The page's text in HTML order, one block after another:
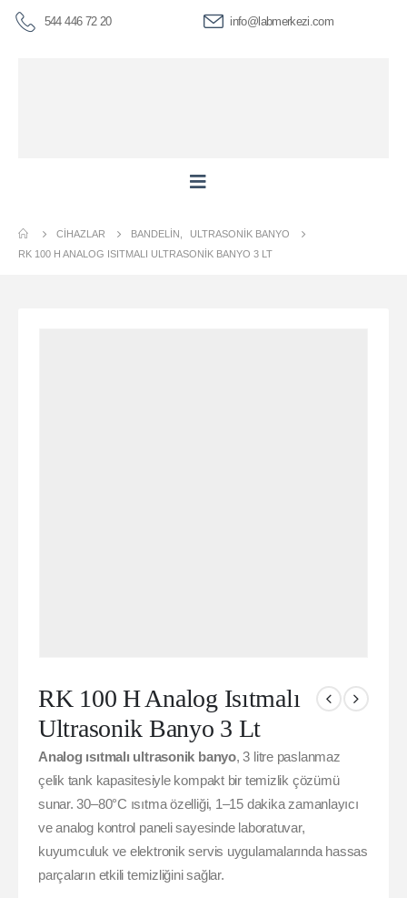
544 446 72 20 info@labmerkezi.com
CIHAZLAR BANDELIN
ULTRASONIK BANYO
RK 100 H ANALOG ISITMALI ULTRASONIK BANYO 3 LT
RK 100 H Analog Isıtmalı
Ultrasonik Banyo 3 Lt
Analog ısıtmalı ultrasonik banyo, 3 litre paslanmaz
çelik tank kapasitesiyle kompakt bir temizlik çözümü
sunar. 30–80°C ısıtma özelliği, 1–15 dakika zamanlayıcı
ve analog kontrol paneli sayesinde laboratuvar,
kuyumculuk ve elektronik servis uygulamalarında hassas
parçaların etkili temizliğini sağlar.